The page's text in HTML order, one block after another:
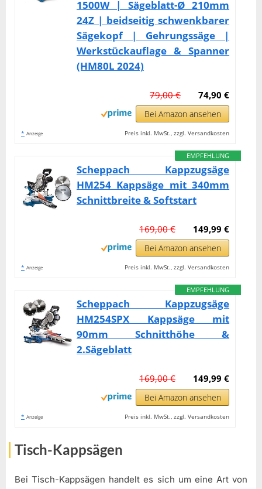
1500W | Sägeblatt-Ø 210mm
24Z | beidseitig schwenkbarer
Sägekopf | Gehrungssäge |
Werkstückauflage & Spanner
(HM80L 2024)
74,90 €
79,00 €
Bei Amazon ansehen
* Anzeige Preis inkl. MwSt., zzgl. Versandkosten
EMPFEHLUNG
Scheppach Kappzugsäge
HM254 Kappsäge mit 340mm
Schnittbreite & Softstart
149,99 €
169,00 €
Bei Amazon ansehen
* Anzeige Preis inkl. MwSt., zzgl. Versandkosten
EMPFEHLUNG
Scheppach Kappzugsäge
HM254SPX Kappsäge mit
90mm Schnitthöhe &
2.Sägeblatt
149,99 €
169,00 €
Bei Amazon ansehen
* Anzeige Preis inkl. MwSt., zzgl. Versandkosten
Tisch-Kappsägen
Bei Tisch-Kappsägen handelt es sich um eine Art von